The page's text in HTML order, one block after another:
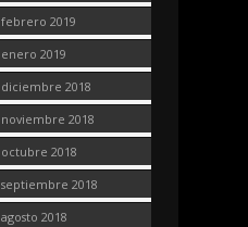
febrero 2019
enero 2019
diciembre 2018
noviembre 2018
octubre 2018
septiembre 2018
agosto 2018